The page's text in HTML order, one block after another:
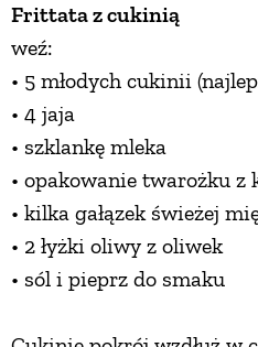
Frittata z cukinią
weź:
• 5 młodych cukinii
• 4 jaja
• szklankę mleka
• opakowanie twarożku z
• kilka gałązek świeżej
• 2 łyżki oliwy z oliwek
• sól i pieprz do smaku